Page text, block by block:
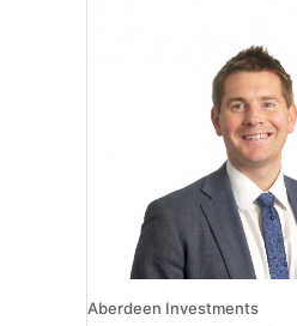
Aberdeen Investments